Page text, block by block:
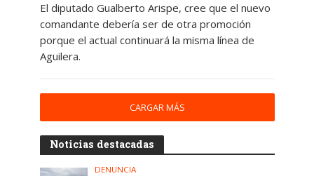
El diputado Gualberto Arispe, cree que el nuevo
comandante debería ser de otra promoción
porque el actual continuará la misma línea de
Aguilera.
CARGAR MÁS
Noticias destacadas
DENUNCIA